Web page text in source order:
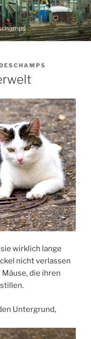
wirklich lange
nicht verlassen
die ihren
Untergrund,